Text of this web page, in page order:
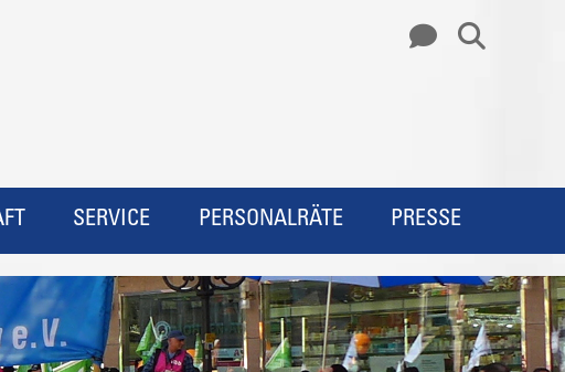
SERVICE PERSONALRÄTE PRESSE